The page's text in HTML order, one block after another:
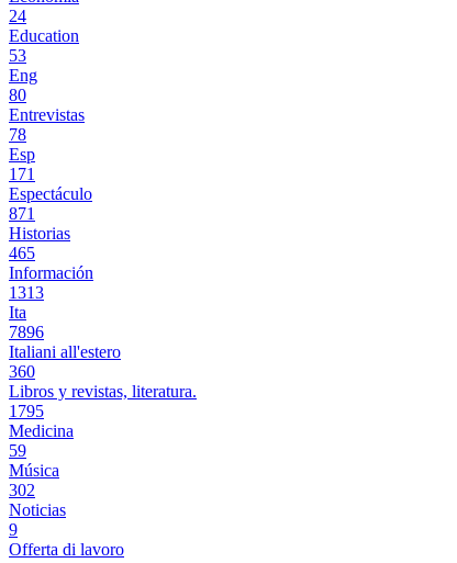
24
Education
53
Eng
80
Entrevistas
78
Esp
171
Espectáculo
871
Historias
465
Información
1313
Ita
7896
Italiani all'estero
360
Libros y revistas, literatura.
1795
Medicina
59
Música
302
Noticias
9
Offerta di lavoro